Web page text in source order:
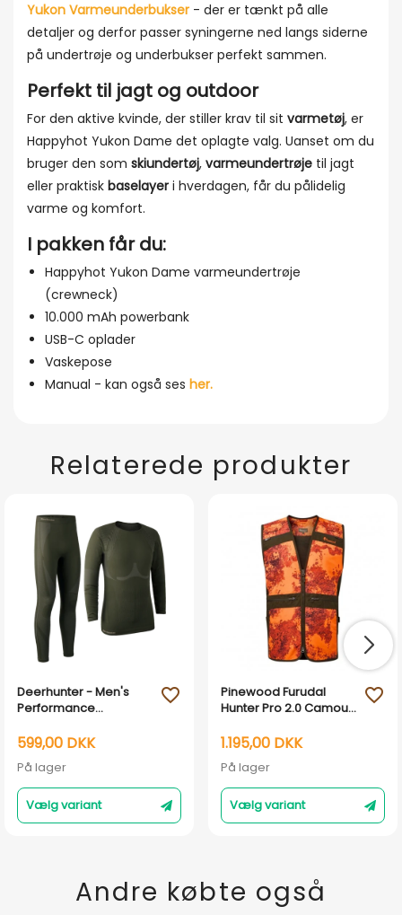
Yukon Varmeunderbukser - der er tænkt på alle
detaljer og derfor passer syningerne ned langs siderne
på undertrøje og underbukser perfekt sammen.
Perfekt til jagt og outdoor
For den aktive kvinde, der stiller krav til sit varmetøj, er
Happyhot Yukon Dame det oplagte valg. Uanset om du
bruger den som skiundertøj, varmeundertrøje til jagt
eller praktisk baselayer i hverdagen, får du pålidelig
varme og komfort.
I pakken får du:
Happyhot Yukon Dame varmeundertrøje
(crewneck)
10.000 mAh powerbank
USB-C oplader
Vaskepose
Manual - kan også ses her.
Relaterede produkter
Deerhunter - Men's
Performance
599,00 DKK
På lager
Vælg variant
favorite_outline
Pinewood Furudal
Hunter Pro 2.0 Camou
1.195,00 DKK
På lager
Vælg variant
favorite_outline
Andre købte også